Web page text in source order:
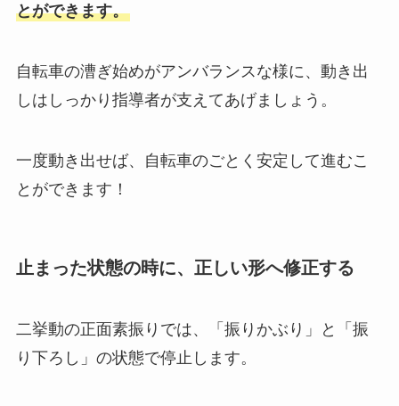
とができます。
自転車の漕ぎ始めがアンバランスな様に、動き出
しはしっかり指導者が支えてあげましょう。
一度動き出せば、自転車のごとく安定して進むこ
とができます！
止まった状態の時に、正しい形へ修正する
二挙動の正面素振りでは、「振りかぶり」と「振
り下ろし」の状態で停止します。